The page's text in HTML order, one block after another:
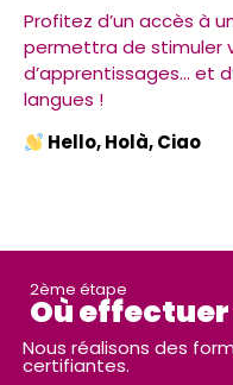
Profitez d’un accès à
permettra de stimuler
d’apprentissages… et
langues !
Hello, Holà, Ciao
2ème étape
Où
Nous réalisons des
certifiantes.